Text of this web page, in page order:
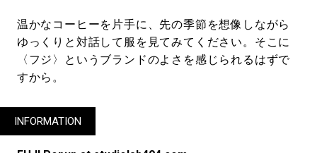
温かなコーヒーを片手に、先の季節を想像しながら
ゆっくりと対話して服を見てみてください。そこに
〈フジ〉というブランドのよさを感じられるはずで
すから。
INFORMATION